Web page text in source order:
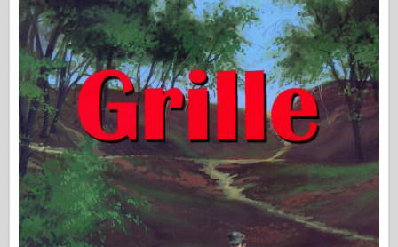
Сигнал эскадрильи
ТанкВласть
Грузовики и танки
Ваффен-Арсенал
Wydawnictwo Милитария
Макеты
Академии
Модели тузов
Клуб AFV